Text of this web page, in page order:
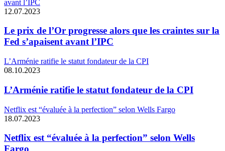
avant l’IPC
12.07.2023
Le prix de l’Or progresse alors que les craintes sur la
Fed s’apaisent avant l’IPC
L’Arménie ratifie le statut fondateur de la CPI
08.10.2023
L’Arménie ratifie le statut fondateur de la CPI
Netflix est “évaluée à la perfection” selon Wells Fargo
18.07.2023
Netflix est “évaluée à la perfection” selon Wells
Fargo